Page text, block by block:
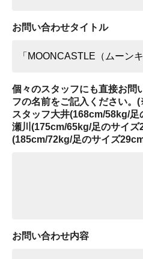
お問い合わせタイトル
個々のスタッフにも直接お問
フの名前をご記入ください
スタッフ大井(168cm/58kg/
瀬川(175cm/65kg/足のサイズ
(185cm/72kg/足のサイズ
お問い合わせ内容